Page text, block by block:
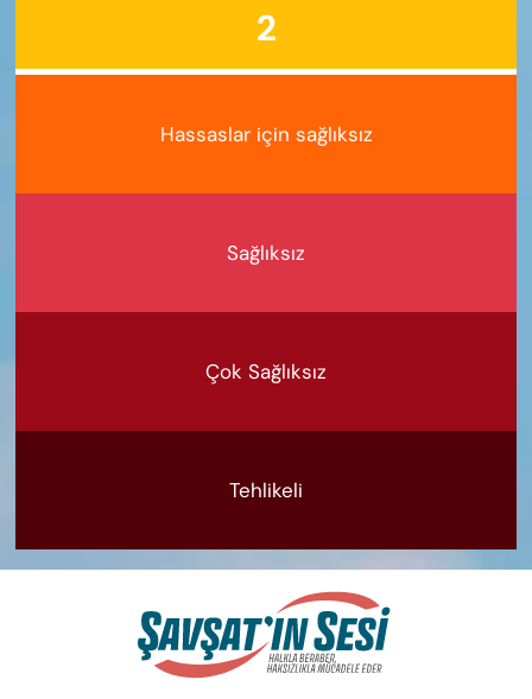
2
Hassaslar için sağlıksız
Sağlıksız
Çok Sağlıksız
Tehlikeli